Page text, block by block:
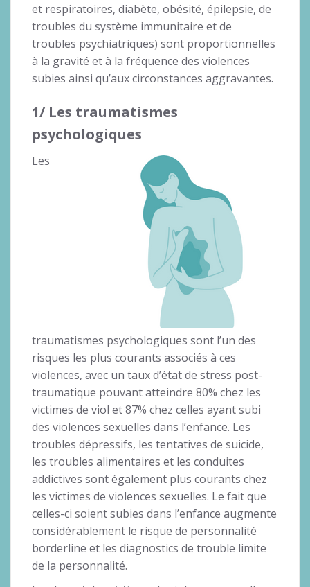
et respiratoires, diabète, obésité, épilepsie, de
troubles du système immunitaire et de
troubles psychiatriques) sont proportionnelles
à la gravité et à la fréquence des violences
subies ainsi qu’aux circonstances aggravantes.
1/ Les traumatismes
psychologiques
Les
traumatismes psychologiques sont l’un des
risques les plus courants associés à ces
violences, avec un taux d’état de stress post-
traumatique pouvant atteindre 80% chez les
victimes de viol et 87% chez celles ayant subi
des violences sexuelles dans l’enfance. Les
troubles dépressifs, les tentatives de suicide,
les troubles alimentaires et les conduites
addictives sont également plus courants chez
les victimes de violences sexuelles. Le fait que
celles-ci soient subies dans l’enfance augmente
considérablement le risque de personnalité
borderline et les diagnostics de trouble limite
de la personnalité.